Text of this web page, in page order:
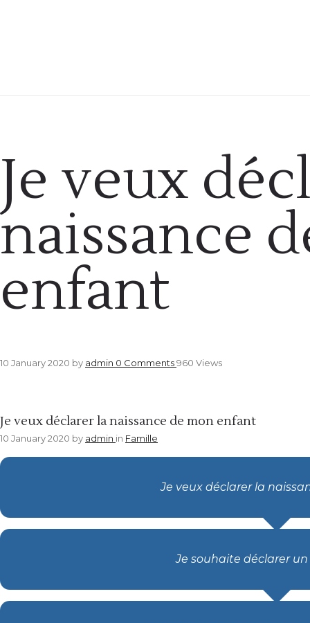
Je veux
naissance
enfant
10 January 2020 by admin 0 Comments960 Views
Je veux déclarer la naissance de mon enfant
10 January 2020 by admin in Famille
Je veux déclarer la
Je souhaite déclarer